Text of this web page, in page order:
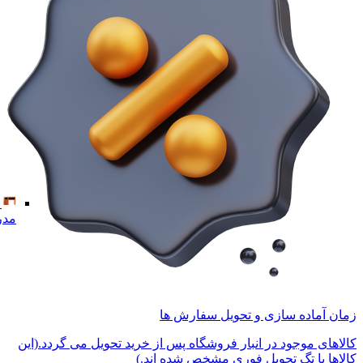
زمان آماده سازی و تحویل سفارش ها
کالاهای موجود در انبار فروشگاه پس از خرید تحویل می گردد.(این
کالاها با تگ تحویل فوری مشخص شده اند.)